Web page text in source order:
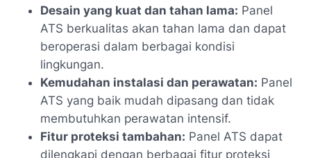
Desain yang kuat dan tahan lama: Panel
ATS berkualitas akan tahan lama dan dapat
beroperasi dalam berbagai kondisi
lingkungan.
Kemudahan instalasi dan perawatan: Panel
ATS yang baik mudah dipasang dan tidak
membutuhkan perawatan intensif.
Fitur proteksi tambahan: Panel ATS dapat
dilengkapi dengan berbagai fitur proteksi